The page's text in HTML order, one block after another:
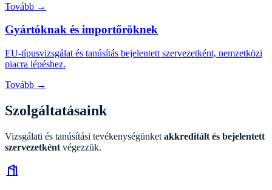
Tovább →
Gyártóknak és importőröknek
EU-típusvizsgálat és tanúsítás bejelentett szervezetként, nemzetközi
piacra lépéshez.
Tovább →
Szolgáltatásaink
Vizsgálati és tanúsítási tevékenységünket akkreditált és bejelentett
szervezetként végezzük.